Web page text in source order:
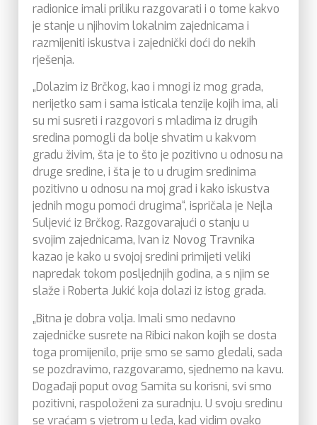
radionice imali priliku razgovarati i o tome kakvo
je stanje u njihovim lokalnim zajednicama i
razmijeniti iskustva i zajednički doći do nekih
rješenja.
„Dolazim iz Brčkog, kao i mnogi iz mog grada,
nerijetko sam i sama isticala tenzije kojih ima, ali
su mi susreti i razgovori s mladima iz drugih
sredina pomogli da bolje shvatim u kakvom
gradu živim, šta je to što je pozitivno u odnosu na
druge sredine, i šta je to u drugim sredinima
pozitivno u odnosu na moj grad i kako iskustva
jednih mogu pomoći drugima“, ispričala je Nejla
Suljević iz Brčkog. Razgovarajući o stanju u
svojim zajednicama, Ivan iz Novog Travnika
kazao je kako u svojoj sredini primijeti veliki
napredak tokom posljednjih godina, a s njim se
slaže i Roberta Jukić koja dolazi iz istog grada.
„Bitna je dobra volja. Imali smo nedavno
zajedničke susrete na Ribici nakon kojih se dosta
toga promijenilo, prije smo se samo gledali, sada
se pozdravimo, razgovaramo, sjednemo na kavu.
Događaji poput ovog Samita su korisni, svi smo
pozitivni, raspoloženi za suradnju. U svoju sredinu
se vraćam s vjetrom u leđa, kad vidim ovako